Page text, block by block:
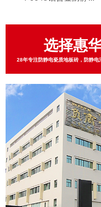
选择惠
28年专注防静电瓷质地板砖，防静电